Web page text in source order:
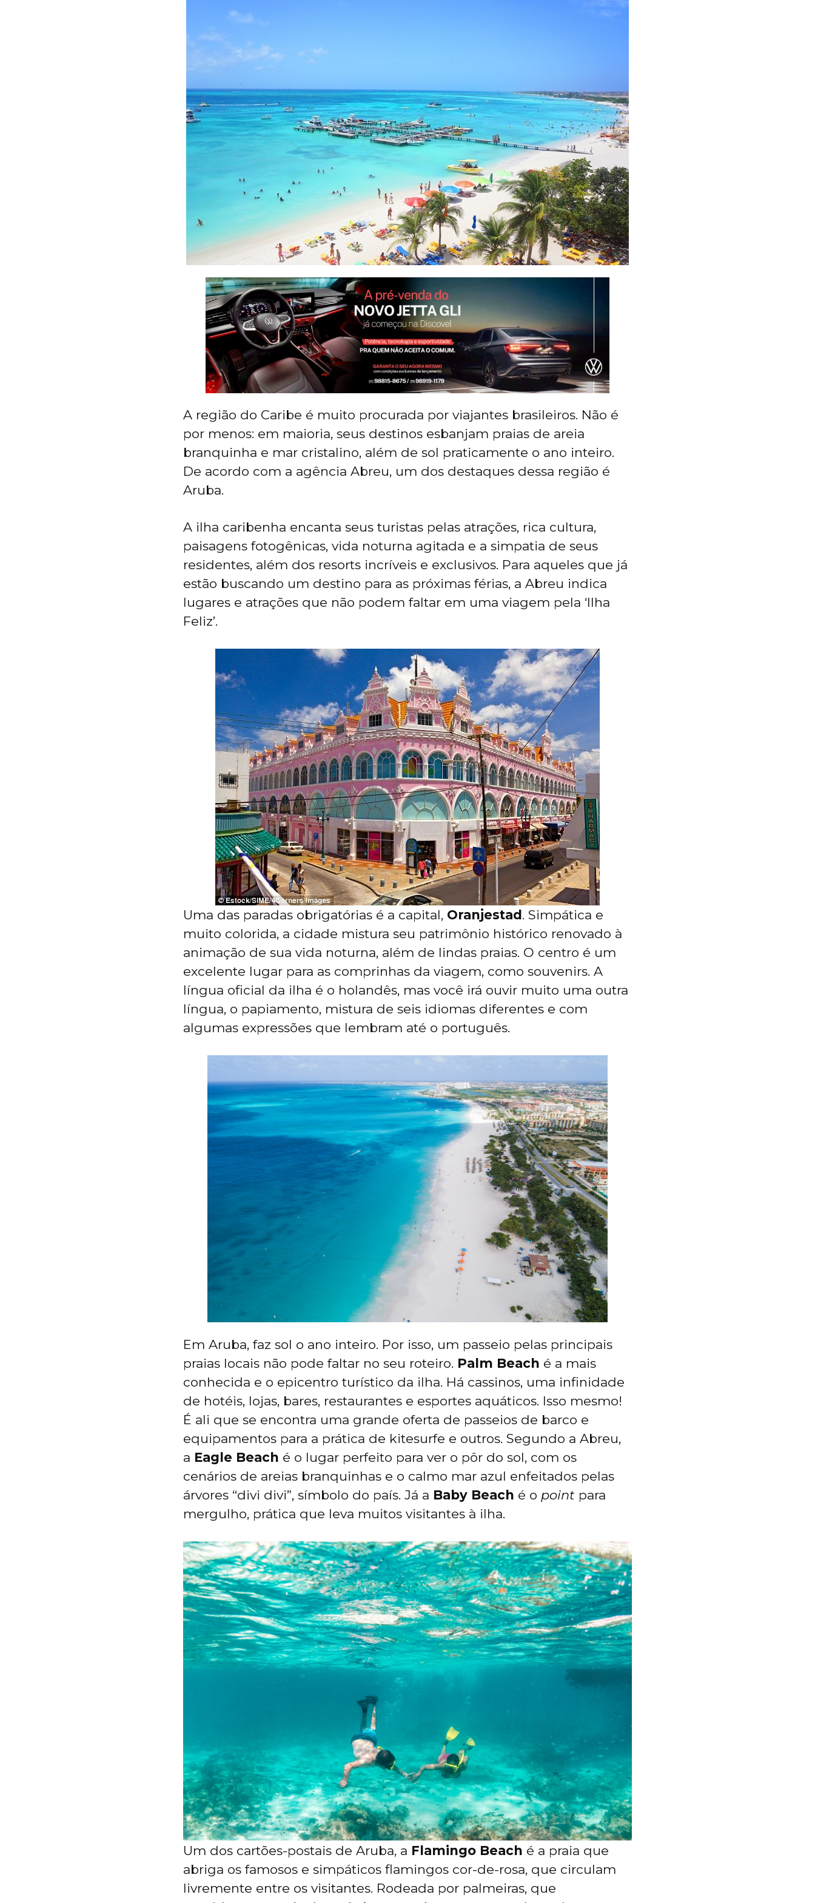
A região do Caribe é muito procurada por viajantes brasileiros. Não é
por menos: em maioria, seus destinos esbanjam praias de areia
branquinha e mar cristalino, além de sol praticamente o ano inteiro.
De acordo com a agência Abreu, um dos destaques dessa região é
Aruba.
A ilha caribenha encanta seus turistas pelas atrações, rica cultura,
paisagens fotogênicas, vida noturna agitada e a simpatia de seus
residentes, além dos resorts incríveis e exclusivos. Para aqueles que já
estão buscando um destino para as próximas férias, a Abreu indica
lugares e atrações que não podem faltar em uma viagem pela ‘Ilha
Feliz’.
Uma das paradas obrigatórias é a capital, Oranjestad. Simpática e
muito colorida, a cidade mistura seu patrimônio histórico renovado à
animação de sua vida noturna, além de lindas praias. O centro é um
excelente lugar para as comprinhas da viagem, como souvenirs. A
língua oficial da ilha é o holandês, mas você irá ouvir muito uma outra
língua, o papiamento, mistura de seis idiomas diferentes e com
algumas expressões que lembram até o português.
Em Aruba, faz sol o ano inteiro. Por isso, um passeio pelas principais
praias locais não pode faltar no seu roteiro. Palm Beach é a mais
conhecida e o epicentro turístico da ilha. Há cassinos, uma infinidade
de hotéis, lojas, bares, restaurantes e esportes aquáticos. Isso mesmo!
É ali que se encontra uma grande oferta de passeios de barco e
equipamentos para a prática de kitesurfe e outros. Segundo a Abreu,
a Eagle Beach é o lugar perfeito para ver o pôr do sol, com os
cenários de areias branquinhas e o calmo mar azul enfeitados pelas
árvores “divi divi”, símbolo do país. Já a Baby Beach é o point para
mergulho, prática que leva muitos visitantes à ilha.
Um dos cartões-postais de Aruba, a Flamingo Beach é a praia que
abriga os famosos e simpáticos flamingos cor-de-rosa, que circulam
livremente entre os visitantes. Rodeada por palmeiras, que